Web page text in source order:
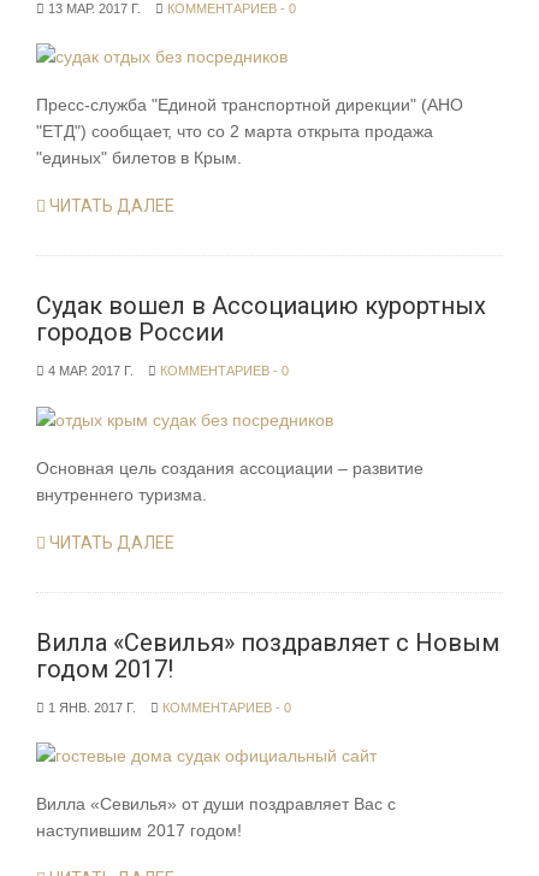
13 МАР. 2017 Г. КОММЕНТАРИЕВ - 0
Пресс-служба "Единой транспортной дирекции" (АНО
"ЕТД") сообщает, что со 2 марта открыта продажа
"единых" билетов в Крым.
ЧИТАТЬ ДАЛЕЕ
Судак вошел в Ассоциацию курортных
городов России
4 МАР. 2017 Г. КОММЕНТАРИЕВ - 0
Основная цель создания ассоциации – развитие
внутреннего туризма.
ЧИТАТЬ ДАЛЕЕ
Вилла «Севилья» поздравляет с Новым
годом 2017!
1 ЯНВ. 2017 Г. КОММЕНТАРИЕВ - 0
Вилла «Севилья» от души поздравляет Вас с
наступившим 2017 годом!